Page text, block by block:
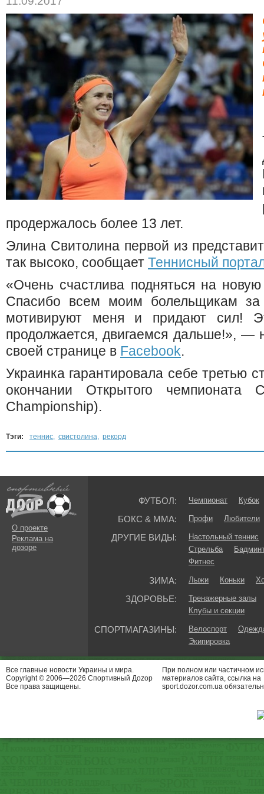
продержалось более 13 лет.
Элина Свитолина первой из
так высоко, сообщает Теннисный
«Очень счастлива подняться на
Спасибо всем моим болельщикам за
мотивируют меня и придают сил!
продолжается, двигаемся дальше!», —
своей странице в Facebook.
Украинка гарантировала себе третью
окончании Открытого
Championship).
Тэги: теннис, свистолина, рекорд
О проекте
Реклама на
дозоре
ФУТБОЛ: Чемпионат Кубок
БОКС & ММА: Профи Любители
ДРУГИЕ ВИДЫ:
Настольный теннис
Стрельба
Фитнес
ЗИМА: Лыжи Коньки
ЗДОРОВЬЕ:
Тренажерные залы
Клубы и секции
СПОРТМАГАЗИНЫ: Велоспорт
Экипировка
Все главные новости Украины и мира.
Copyright © 2006—2026 Спортивный Доzор
Все права защищены.
При полном или частичном
материалов сайта, ссылка на
sport.dozor.com.ua